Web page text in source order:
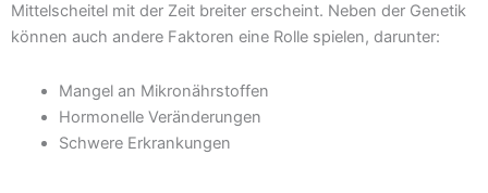
Mittelscheitel mit der Zeit breiter erscheint. Neben der Genetik
können auch andere Faktoren eine Rolle spielen, darunter:
Mangel an Mikronährstoffen
Hormonelle Veränderungen
Schwere Erkrankungen